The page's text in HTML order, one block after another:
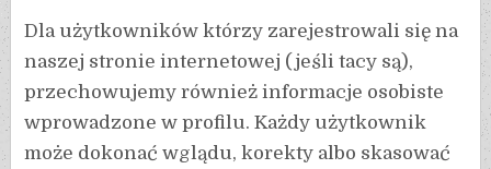
Dla użytkowników którzy zarejestrowali się na
naszej stronie internetowej (jeśli tacy są),
przechowujemy również informacje osobiste
wprowadzone w profilu. Każdy użytkownik
może dokonać wglądu, korekty albo skasować